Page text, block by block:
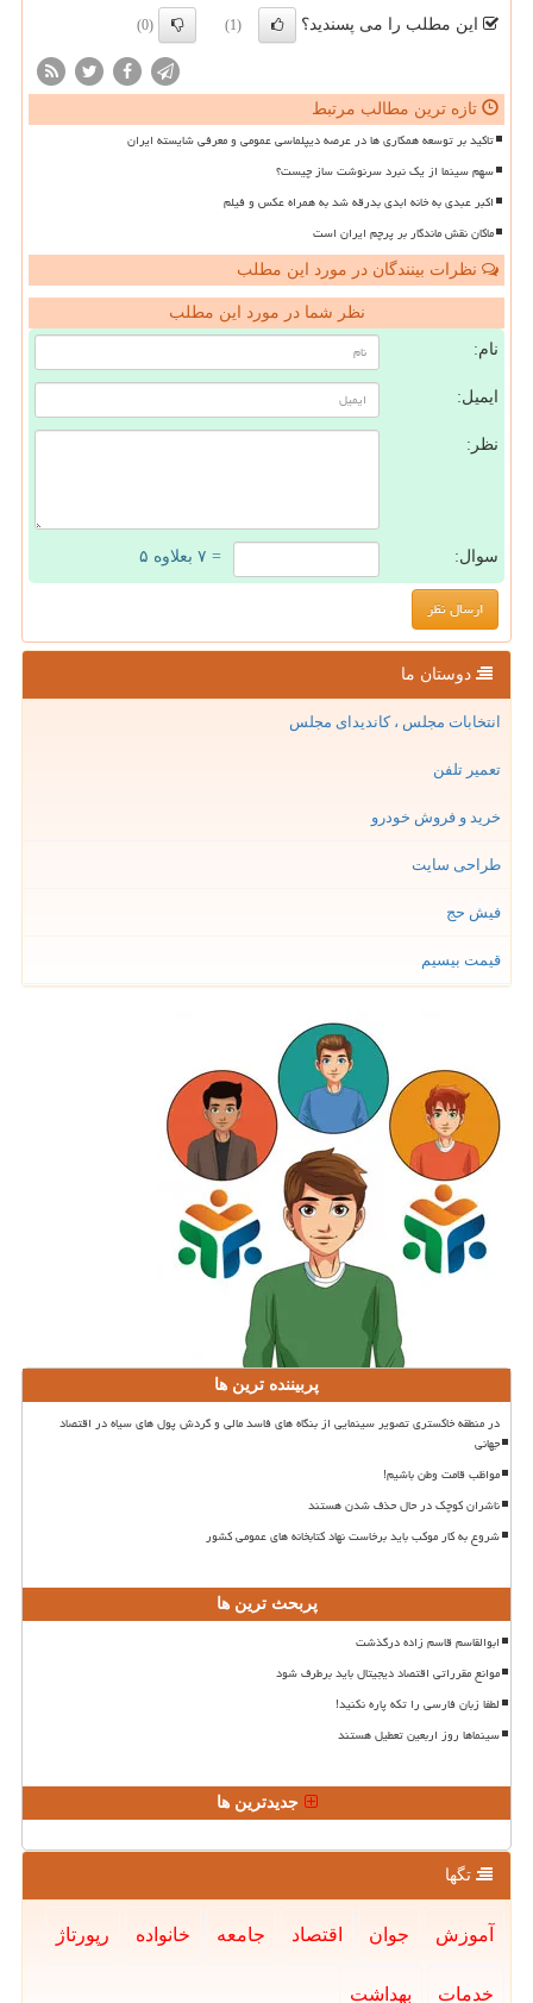
این مطلب را می پسندید؟ (1)
(0)
تازه ترین مطالب مرتبط
تاکید بر توسعه همکاری ها در عرصه دیپلماسی عمومی و معرفی شایسته ایران
سهم سینما از یک نبرد سرنوشت ساز چیست؟
اکبر عبدی به خانه ابدی بدرقه شد به همراه عکس و فیلم
ماکان نقش ماندگار بر پرچم ایران است
نظرات بینندگان در مورد این مطلب
نظر شما در مورد این مطلب
نام:
ایمیل:
نظر:
سوال: = ۷ بعلاوه ۵
دوستان ما
انتخابات مجلس ، کاندیدای مجلس
تعمیر تلفن
خرید و فروش خودرو
طراحی سایت
فیش حج
قیمت بیسیم
پربیننده ترین ها
در منطقه خاکستری تصویر سینمایی از بنگاه های فاسد مالی و گردش پول های سیاه در اقتصاد
جهانی
مواظب قامت وطن باشیم!
ناشران کوچک در حال حذف شدن هستند
شروع به کار موکب باید برخاست نهاد کتابخانه های عمومی کشور
پربحث ترین ها
ابوالقاسم قاسم زاده درگذشت
موانع مقرراتی اقتصاد دیجیتال باید برطرف شود
لطفا زبان فارسی را تکه پاره نکنید!
سینماها روز اربعین تعطیل هستند
جدیدترین ها
تگها
آموزش جوان اقتصاد جامعه خانواده رپورتاژ
خدمات بهداشت